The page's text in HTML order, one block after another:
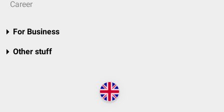
Career
For Business
Other stuff